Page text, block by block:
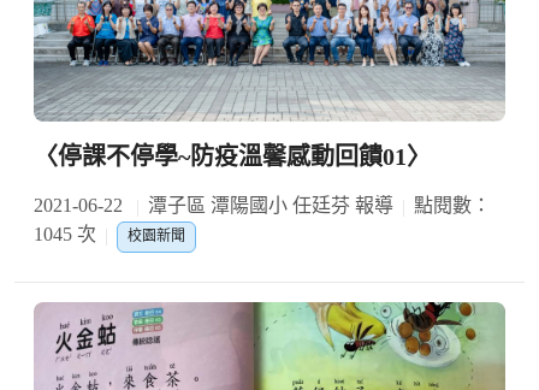
〈停課不停學~防疫溫馨感動回饋01〉
2021-06-22 潭子區 潭陽國小 任廷芬 報導
點閱數：
1045 次
校園新聞